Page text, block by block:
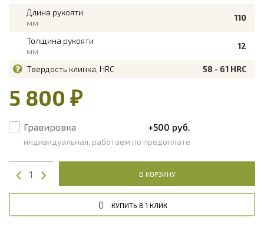
Длина рукояти
мм
110
Толщина рукояти
мм
12
Твердость клинка, HRC 58 - 61 HRC
5 800 ₽
Гравировка +500 руб.
индивидуальная, работаем по предоплате
В КОРЗИНУ
КУПИТЬ В 1 КЛИК